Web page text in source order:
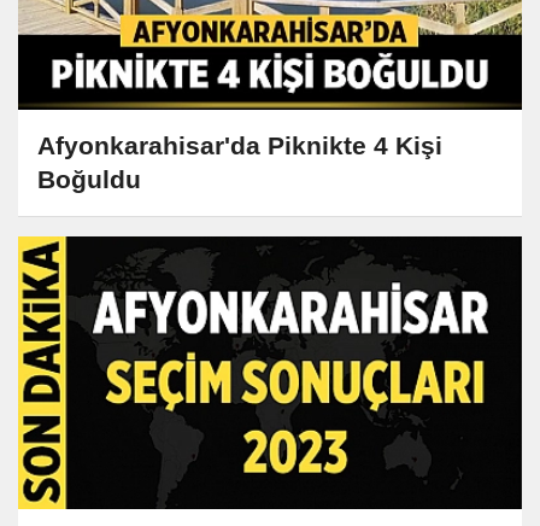
Afyonkarahisar'da Piknikte 4 Kişi
Boğuldu